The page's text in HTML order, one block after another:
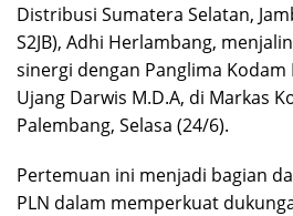
Distribusi Sumatera Selatan,
S2JB), Adhi Herlambang,
sinergi dengan Panglima Kodam
Ujang Darwis M.D.A, di Markas
Palembang, Selasa (24/6).
Pertemuan ini menjadi bagian
PLN dalam memperkuat